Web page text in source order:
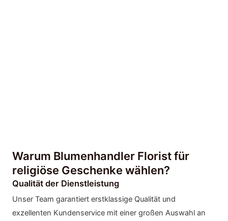
Warum Blumenhandler Florist für
religiöse Geschenke wählen?
Qualität der Dienstleistung
Unser Team garantiert erstklassige Qualität und
exzellenten Kundenservice mit einer großen Auswahl an